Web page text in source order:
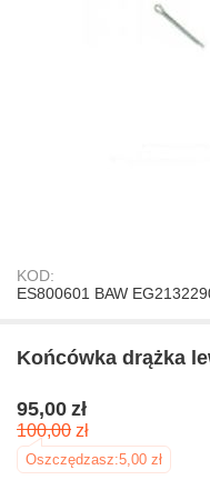
KOD:
ES800601 BAW
Końcówka drążka
95,00 zł
100,00 zł
Oszczędzasz:5,00 zł